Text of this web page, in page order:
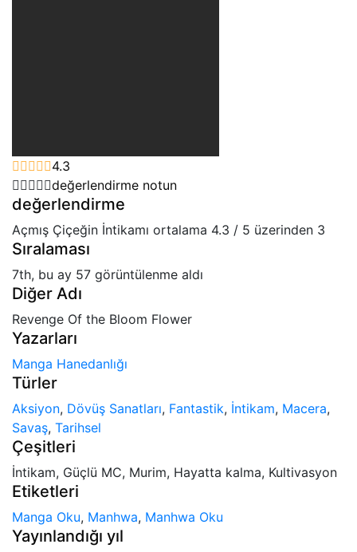
4.3
değerlendirme notun
değerlendirme
Açmış Çiçeğin İntikamı ortalama 4.3 / 5 üzerinden 3
Sıralaması
7th, bu ay 57 görüntülenme aldı
Diğer Adı
Revenge Of the Bloom Flower
Yazarları
Manga Hanedanlığı
Türler
Aksiyon, Dövüş Sanatları, Fantastik, İntikam, Macera,
Savaş, Tarihsel
Çeşitleri
İntikam, Güçlü MC, Murim, Hayatta kalma, Kultivasyon
Etiketleri
Manga Oku, Manhwa, Manhwa Oku
Yayınlandığı yıl